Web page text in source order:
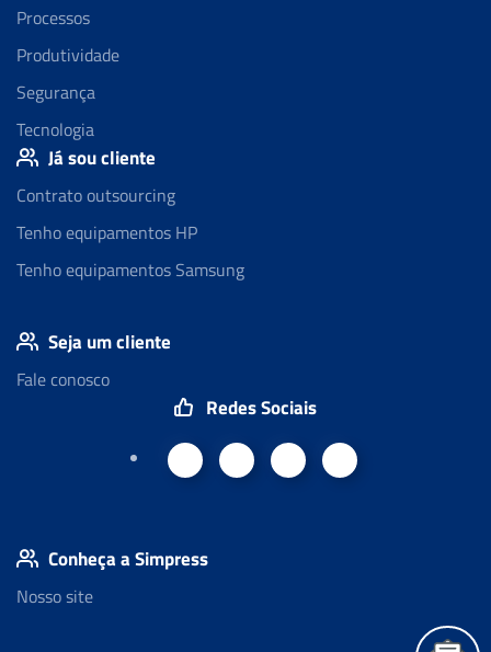
Processos
Produtividade
Segurança
Tecnologia
Já sou cliente
Contrato outsourcing
Tenho equipamentos HP
Tenho equipamentos Samsung
Seja um cliente
Fale conosco
Redes Sociais
Conheça a Simpress
Nosso site